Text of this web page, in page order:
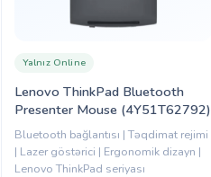
Lenovo ThinkPad Bluetooth
Presenter Mouse (4Y51T62792)
Yalnız Online
Bluetooth bağlantısı | Təqdimat rejimi
| Lazer göstərici | Ergonomik dizayn |
Lenovo ThinkPad seriyası